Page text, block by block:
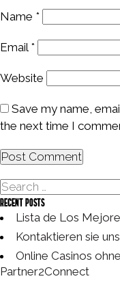
Name *
Email *
Website
Save my name,
the next time I
S
e
c
h
f
Recent Posts
Lista de Los
Kontaktieren sie uns
Online Casinos
Partner2Connect